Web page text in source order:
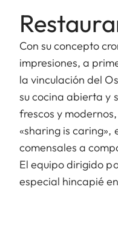
Con su concepto
impresiones, a
la vinculación del
su cocina abierta y
frescos y
«sharing is caring»,
comensales a
El equipo dirigido
especial hincapié